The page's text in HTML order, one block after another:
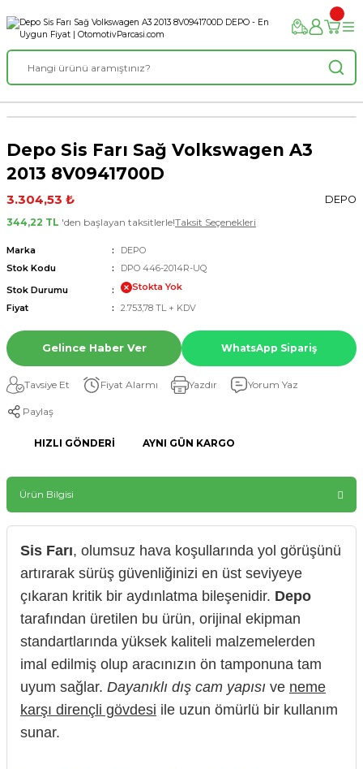
Depo Sis Farı Sağ Volkswagen A3
2013 8V0941700D
3.304,53 ₺
DEPO
344,22 TL 'den başlayan taksitlerle!Taksit Seçenekleri
Marka
DEPO
Stok Kodu
DPO 446-2014R-UQ
Stok Durumu
Stokta Yok
Fiyat
2.753,78 TL + KDV
Gelince Haber Ver WhatsApp Sipariş
Tavsiye Et Fiyat Alarmı Yazdır Yorum Yaz
Paylaş
HIZLI GÖNDERI AYNI GÜN KARGO
Ürün Bilgisi
Sis Farı, olumsuz hava koşullarında yol görüşünü
artırarak sürüş güvenliğinizi en üst seviyeye
çıkaran kritik bir aydınlatma bileşenidir. Depo
tarafından üretilen bu ürün, orijinal ekipman
standartlarında yüksek kaliteli malzemelerden
imal edilmiş olup aracınızın ön tamponuna tam
uyum sağlar. Dayanıklı dış cam yapısı ve neme
karşı dirençli gövdesi ile uzun ömürlü bir kullanım
sunar.